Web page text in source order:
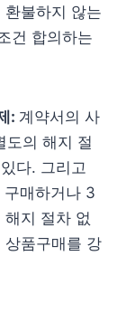
불하지 않는
건 합의하는
: 계약서의 사
도의 해지 절
다. 그리고
매하거나 3
지 절차 없
상품구매를 강